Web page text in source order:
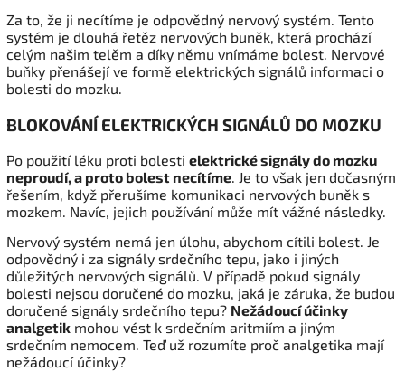
Za to, že ji necítíme je odpovědný nervový systém. Tento
systém je dlouhá řetěz nervových buněk, která prochází
celým našim telěm a díky němu vnímáme bolest. Nervové
buňky přenášejí ve formě elektrických signálů informaci o
bolesti do mozku.
BLOKOVÁNÍ ELEKTRICKÝCH SIGNÁLŮ DO MOZKU
Po použití léku proti bolesti elektrické signály do mozku
neproudí, a proto bolest necítíme . Je to však jen dočasným
řešením, když přerušíme komunikaci nervových buněk s
mozkem. Navíc, jejich používání může mít vážné následky.
Nervový systém nemá jen úlohu, abychom cítili bolest. Je
odpovědný i za signály srdečního tepu, jako i jiných
důležitých nervových signálů. V případě pokud signály
bolesti nejsou doručené do mozku, jaká je záruka, že budou
doručené signály srdečního tepu? Nežádoucí účinky
analgetik mohou vést k srdečním aritmiím a jiným
srdečním nemocem. Teď už rozumíte proč analgetika mají
nežádoucí účinky?